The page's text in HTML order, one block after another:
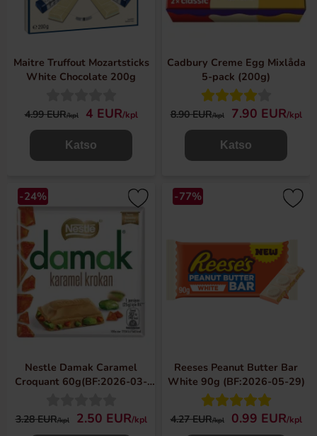
Maitre Truffout Mozartsticks
White Chocolate 200g
4.99 EUR/kpl 4 EUR/kpl
Katso
Cadbury Creme Egg Mixlåda
5-pack (200g)
8.90 EUR/kpl 7.90 EUR/kpl
Katso
-24%
Nestle Damak Caramel
Croquant 60g(BF:2026-03-
3.28 EUR/kpl 2.50 EUR/kpl
-77%
Reeses Peanut Butter Bar
White 90g (BF:2026-05-29)
4.27 EUR/kpl 0.99 EUR/kpl